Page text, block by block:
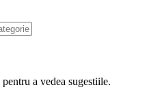
a vedea sugestiile.